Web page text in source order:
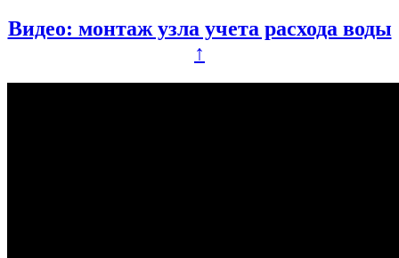
Видео: монтаж узла учета расхода воды
↑